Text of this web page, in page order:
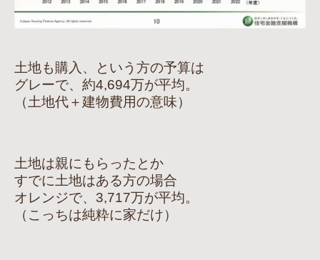
土地も購入、という方の予算は
グレーで、約4,694万が平均。
（土地代＋建物費用の意味）
土地は親にもらったとか
すでに土地はある方の場合
オレンジで、3,717万が平均。
（こっちは純粋に家だけ）